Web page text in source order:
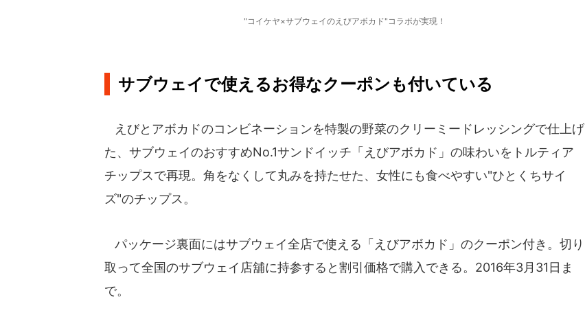
"コイケヤ×サブウェイのえびアボカド"コラボが実現！
サブウェイで使えるお得なクーポンも付いている
えびとアボカドのコンビネーションを特製の野菜のクリーミードレッシングで仕上げ
た、サブウェイのおすすめNo.1サンドイッチ「えびアボカド」の味わいをトルティア
チップスで再現。角をなくして丸みを持たせた、女性にも食べやすい"ひとくちサイ
ズ"のチップス。
パッケージ裏面にはサブウェイ全店で使える「えびアボカド」のクーポン付き。切り
取って全国のサブウェイ店舖に持参すると割引価格で購入できる。2016年3月31日ま
で。